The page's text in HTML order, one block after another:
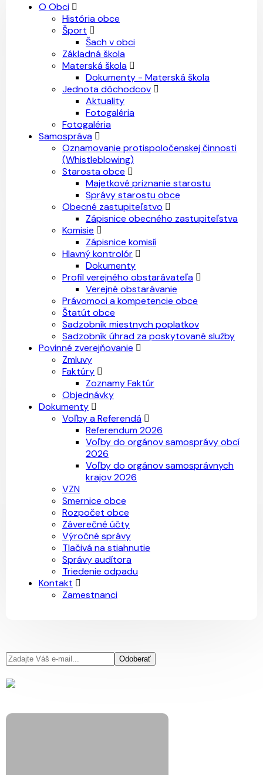
O Obci
História obce
Šport
Šach v obci
Základná škola
Materská škola
Dokumenty - Materská škola
Jednota dôchodcov
Aktuality
Fotogaléria
Fotogaléria
Samospráva
Oznamovanie protispoločenskej činnosti
(Whistleblowing)
Starosta obce
Majetkové priznanie starostu
Správy starostu obce
Obecné zastupiteľstvo
Zápisnice obecného zastupiteľstva
Komisie
Zápisnice komisií
Hlavný kontrolór
Dokumenty
Profil verejného obstarávateľa
Verejné obstarávanie
Právomoci a kompetencie obce
Štatút obce
Sadzobník miestnych poplatkov
Sadzobník úhrad za poskytované služby
Povinné zverejňovanie
Zmluvy
Faktúry
Zoznamy Faktúr
Objednávky
Dokumenty
Voľby a Referendá
Referendum 2026
Voľby do orgánov samosprávy obcí
2026
Voľby do orgánov samosprávnych
krajov 2026
VZN
Smernice obce
Rozpočet obce
Záverečné účty
Výročné správy
Tlačivá na stiahnutie
Správy audítora
Triedenie odpadu
Kontakt
Zamestnanci
Odoberať